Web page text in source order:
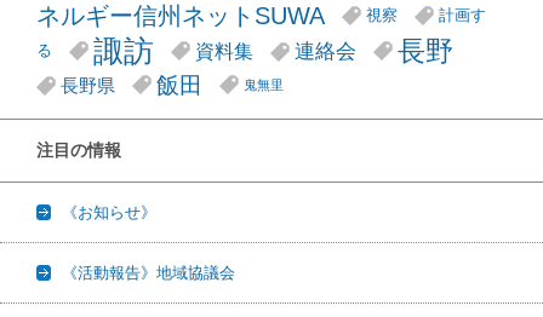
ネルギー信州ネットSUWA
視察
計画す
る
諏訪 資料集 連絡会 長野
長野県 飯田 鬼無里
注目の情報
《お知らせ》
《活動報告》地域協議会